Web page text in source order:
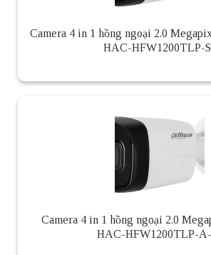
Camera 4 in 1 hồng ngoại 2.0
HAC-HFW1200TLP-
Camera 4 in 1 hồng ngoại 2.0
HAC-HFW1200TLP-